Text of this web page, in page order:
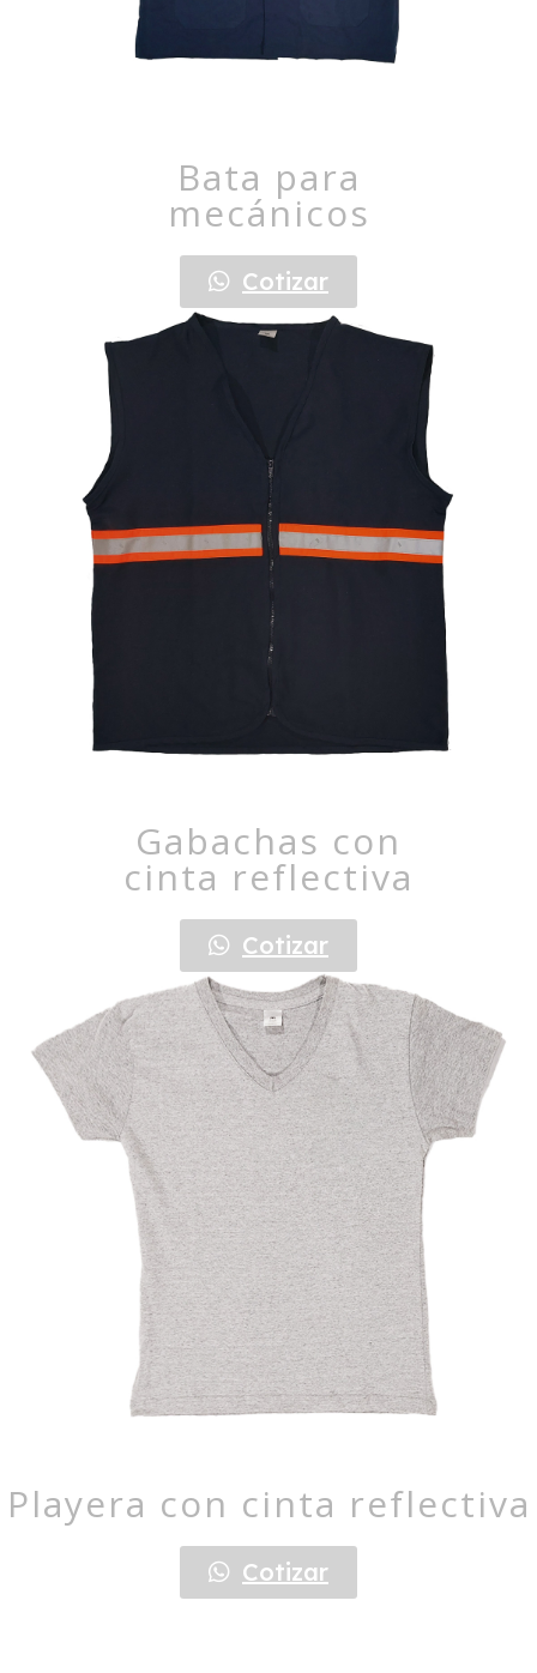
Bata para
mecánicos
Cotizar
Gabachas con
cinta reflectiva
Cotizar
Playera con cinta reflectiva
Cotizar